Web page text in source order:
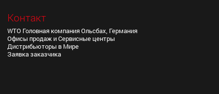
Контакт
WTO Головная компания Ольсбах, Германия
Офисы продаж и Сервисные центры
Дистрибьюторы в Мире
Заявка заказчика